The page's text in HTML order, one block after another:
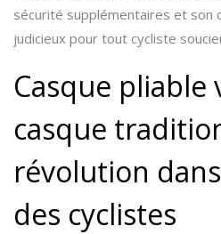
sécurité supplémentaires et son
judicieux pour tout cycliste
Casque pliable
casque
révolution
des cyclistes